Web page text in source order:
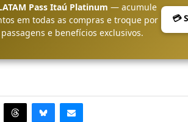
Pass Itaú Platinum — acumule
em todas as compras e troque por
passagens e benefícios exclusivos.
💳